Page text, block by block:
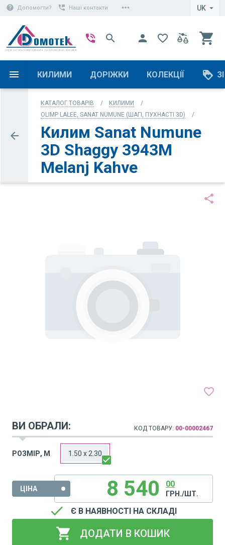
help Допомогти? perm_phone_msg Наші контакти more_horiz UK arrow_drop_down
ІНТЕРНЕТ-МАГАЗИН КИЛИМІВ ТА КИЛИМОВИХ ВИРОБІВ
phone_in_talk search person favorite_border shopping_cart
КИЛИМИ ДОРІЖКИ КОЛЕКЦІЇ loyalty
КАТАЛОГ ТОВАРІВ
КИЛИМИ
OLIMP LALEE, SANAT NUMUNE (ШАГІ, ПУХНАСТІ 3D)
Килим Sanat Numune
3D Shaggy 3943M
Melanj Kahve
arrow_back
share
favorite_border
ВИ ОБРАЛИ:
arrow_drop_down КОД ТОВАРУ: 00-00002467
РОЗМІР, М 1.50 x 2.30
ЦІНА 8 540 00
ГРН./ШТ.
done Є В НАЯВНОСТІ НА СКЛАДІ
shopping_cart ДОДАТИ В КОШИК